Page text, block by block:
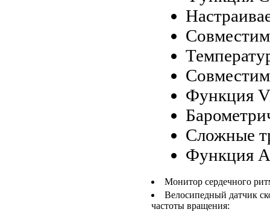
Функция
Сложные
Функция
Монитор сердечного
Велосипедный датчик
частоты вращения: